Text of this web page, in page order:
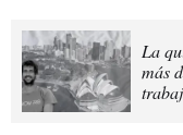
La
más